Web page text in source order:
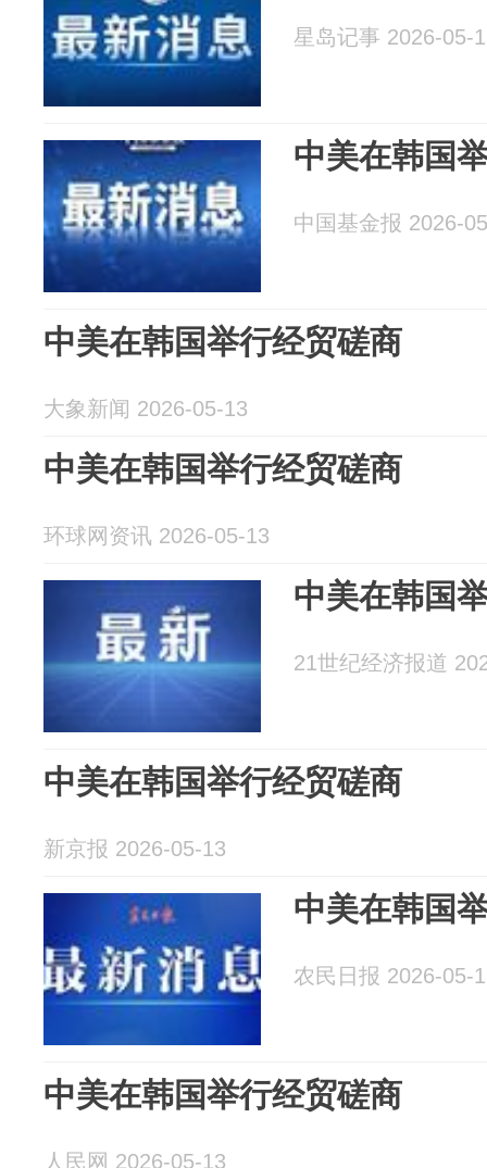
星岛记事 2026-05-
中美在韩国
中国基金报 2026-
中美在韩国举行经贸磋商
大象新闻 2026-05-13
中美在韩国举行经贸磋商
环球网资讯 2026-05-13
中美在韩国
21世纪经济报道
中美在韩国举行经贸磋商
新京报 2026-05-13
中美在韩国
农民日报 2026-05-
中美在韩国举行经贸磋商
人民网 2026-05-13